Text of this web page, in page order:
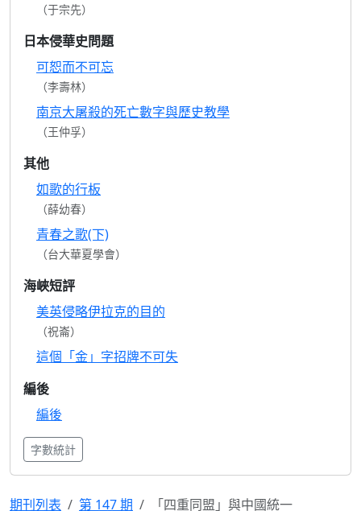
（于宗先）
日本侵華史問題
可恕而不可忘
（李壽林）
南京大屠殺的死亡數字與歷史教學
（王仲孚）
其他
如歌的行板
（薛幼春）
青春之歌(下)
（台大華夏學會）
海峽短評
美英侵略伊拉克的目的
（祝崙）
這個「金」字招牌不可失
編後
編後
字數統計
期刊列表 第 147 期 「四重同盟」與中國統一